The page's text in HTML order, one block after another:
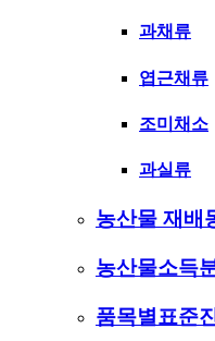
과채류
엽근채류
조미채소
과실류
농산물 재배
농산물소득
품목별표준